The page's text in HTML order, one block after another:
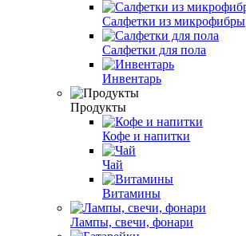
Салфетки из микрофибры
Салфетки для пола
Инвентарь
Продукты
Кофе и напитки
Чай
Витамины
Лампы, свечи, фонари